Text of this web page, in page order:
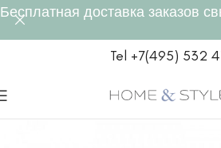
Tel +7(495) 532
Бесплатная доставка заказов